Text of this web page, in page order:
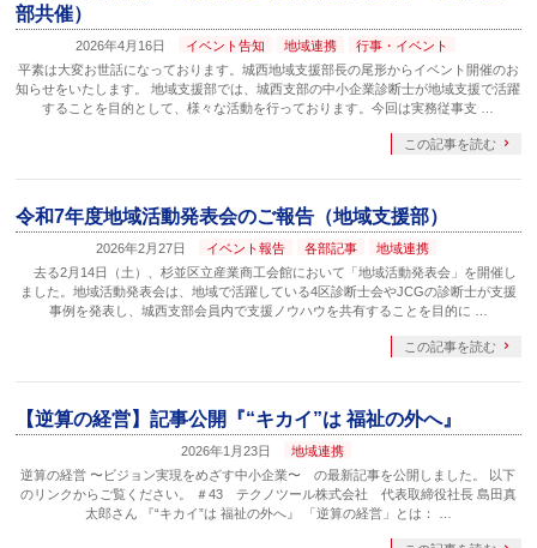
部共催）
2026年4月16日 イベント告知 地域連携
行事・イベント
平素は大変お世話になっております。城西地域支援部長の尾形からイベント開催のお
知らせをいたします。 地域支援部では、城西支部の中小企業診断士が地域支援で活躍
することを目的として、様々な活動を行っております。今回は実務従事支 …
この記事を読む
令和7年度地域活動発表会のご報告（地域支援部）
2026年2月27日 イベント報告 各部記事
地域連携
去る2月14日（土）、杉並区立産業商工会館において「地域活動発表会」を開催し
ました。地域活動発表会は、地域で活躍している4区診断士会やJCGの診断士が支援
事例を発表し、城西支部会員内で支援ノウハウを共有することを目的に …
この記事を読む
【逆算の経営】記事公開『“キカイ”は 福祉の外へ』
2026年1月23日
地域連携
逆算の経営 〜ビジョン実現をめざす中小企業〜 の最新記事を公開しました。 以下
のリンクからご覧ください。 ＃43 テクノツール株式会社 代表取締役社長 島田真
太郎さん 『“キカイ”は 福祉の外へ』 「逆算の経営」とは： …